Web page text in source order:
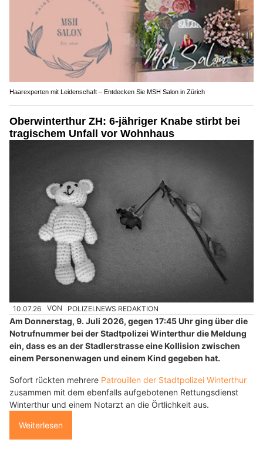
Haarexperten mit Leidenschaft – Entdecken Sie MSH Salon in Zürich
Oberwinterthur ZH: 6-jähriger Knabe stirbt bei
tragischem Unfall vor Wohnhaus
10.07.26 VON POLIZEI.NEWS REDAKTION
Am Donnerstag, 9. Juli 2026, gegen 17:45 Uhr ging über die
Notrufnummer bei der Stadtpolizei Winterthur die Meldung
ein, dass es an der Stadlerstrasse eine Kollision zwischen
einem Personenwagen und einem Kind gegeben hat.
Sofort rückten mehrere Patrouillen der Stadtpolizei Winterthur
zusammen mit dem ebenfalls aufgebotenen Rettungsdienst
Winterthur und einem Notarzt an die Örtlichkeit aus.
Weiterlesen